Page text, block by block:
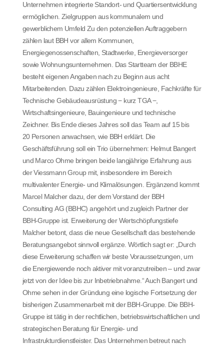
Unternehmen integrierte Standort- und Quartiersentwicklung
ermöglichen. Zielgruppen aus kommunalem und
gewerblichem Umfeld Zu den potenziellen Auftraggebern
zählen laut BBH vor allem Kommunen,
Energiegenossenschaften, Stadtwerke, Energieversorger
sowie Wohnungsunternehmen. Das Startteam der BBHE
besteht eigenen Angaben nach zu Beginn aus acht
Mitarbeitenden. Dazu zählen Elektroingenieure, Fachkräfte für
Technische Gebäudeausrüstung − kurz TGA −,
Wirtschaftsingenieure, Bauingenieure und technische
Zeichner. Bis Ende dieses Jahres soll das Team auf 15 bis
20 Personen anwachsen, wie BBH erklärt. Die
Geschäftsführung soll ein Trio übernehmen: Helmut Bangert
und Marco Ohme bringen beide langjährige Erfahrung aus
der Viessmann Group mit, insbesondere im Bereich
multivalenter Energie- und Klimalösungen. Ergänzend kommt
Marcel Malcher dazu, der dem Vorstand der BBH
Consulting AG (BBHC) angehört und zugleich Partner der
BBH-Gruppe ist. Erweiterung der Wertschöpfungstiefe
Malcher betont, dass die neue Gesellschaft das bestehende
Beratungsangebot sinnvoll ergänze. Wörtlich sagt er: „Durch
diese Erweiterung schaffen wir beste Voraussetzungen, um
die Energiewende noch aktiver mit voranzutreiben – und zwar
jetzt von der Idee bis zur Inbetriebnahme.“ Auch Bangert und
Ohme sehen in der Gründung eine logische Fortsetzung der
bisherigen Zusammenarbeit mit der BBH-Gruppe. Die BBH-
Gruppe ist tätig in der rechtlichen, betriebswirtschaftlichen und
strategischen Beratung für Energie- und
Infrastrukturdienstleister. Das Unternehmen betreut nach